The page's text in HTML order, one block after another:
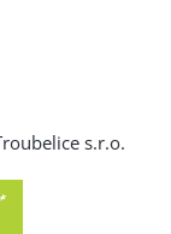
s.r.o.